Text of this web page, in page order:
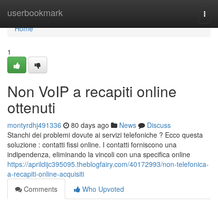
userbookmark
Home
Home
1
Non VoIP a recapiti online
ottenuti
montyrdhj491336 80 days ago News
Discuss
Stanchi dei problemi dovute ai servizi telefoniche ? Ecco questa
soluzione : contatti fissi online. I contatti forniscono una
indipendenza, eliminando la vincoli con una specifica online
https://aprildijc395095.theblogfairy.com/40172993/non-telefonica-
a-recapiti-online-acquisiti
Comments
Who Upvoted